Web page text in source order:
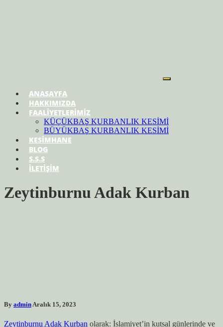
ANASAYFA
HAKKIMIZDA
FAALİYETLERİMİZ
KÜÇÜKBAŞ KURBANLIK KESİMİ
BÜYÜKBAŞ KURBANLIK KESİMİ
KESİMHANE
BLOG
S.S.S
İLETİŞİM
Zeytinburnu Adak Kurban
By adminAralık 15, 2023
Zeytinburnu Adak Kurban olarak: İslamiyet’in kutsal günlerinde ve